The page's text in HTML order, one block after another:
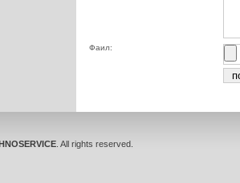
Фаил:
. All rights reserved.